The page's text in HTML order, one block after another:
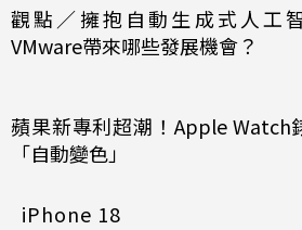
觀點／擁抱自動生成式人工
VMware帶來哪些發展機會？
蘋果新專利超潮！Apple Watch
「自動變色」
iPhone 18